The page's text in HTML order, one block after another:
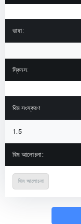
ভাষা:
স্কিনস:
থিম সংস্করণ:
1.5
থিম আলোচনা:
থিম আলোচনা